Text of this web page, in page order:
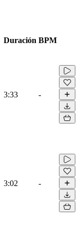
Duración BPM
3:33 -
3:02 -